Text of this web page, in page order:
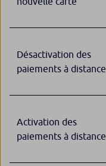
Désactivation des
paiements à distance
Activation des
paiements à distance